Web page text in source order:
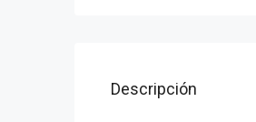
Descripción